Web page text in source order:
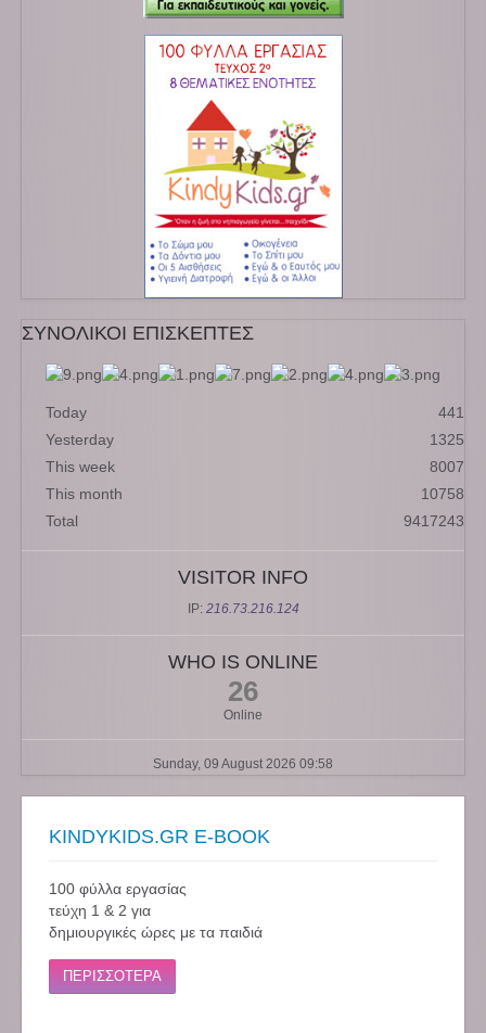
ΣΥΝΟΛΙΚΟΙ ΕΠΙΣΚΕΠΤΕΣ
Today
441
Yesterday
1325
This week
8007
This month
10758
Total
9417243
VISITOR INFO
IP: 216.73.216.124
WHO IS ONLINE
26
Online
Sunday, 09 August 2026 09:58
KINDYKIDS.GR E-BOOK
100 φύλλα εργασίας
τεύχη 1 & 2 για
δημιουργικές ώρες με τα παιδιά
ΠΕΡΙΣΣΟΤΕΡΑ